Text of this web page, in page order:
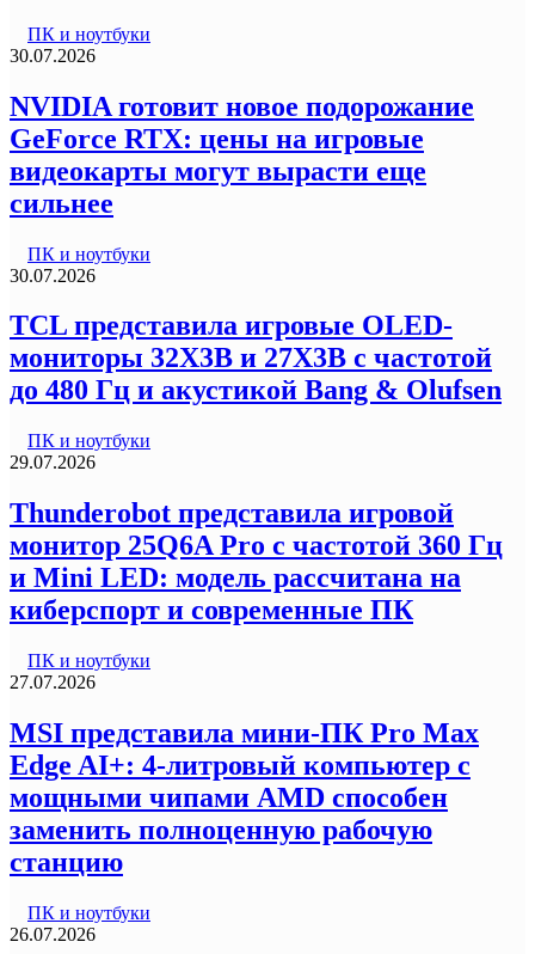
ПК и ноутбуки
30.07.2026
NVIDIA готовит новое подорожание
GeForce RTX: цены на игровые
видеокарты могут вырасти еще
сильнее
ПК и ноутбуки
30.07.2026
TCL представила игровые OLED-
мониторы 32X3B и 27X3B с частотой
до 480 Гц и акустикой Bang & Olufsen
ПК и ноутбуки
29.07.2026
Thunderobot представила игровой
монитор 25Q6A Pro с частотой 360 Гц
и Mini LED: модель рассчитана на
киберспорт и современные ПК
ПК и ноутбуки
27.07.2026
MSI представила мини-ПК Pro Max
Edge AI+: 4-литровый компьютер с
мощными чипами AMD способен
заменить полноценную рабочую
станцию
ПК и ноутбуки
26.07.2026